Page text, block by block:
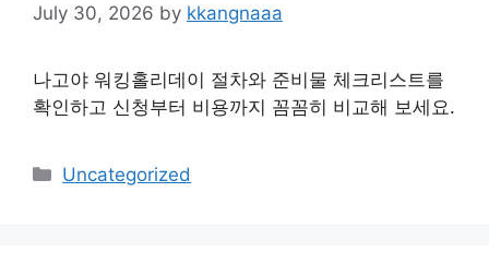
July 30, 2026 by kkangnaaa
나고야 워킹홀리데이 절차와 준비물 체크리스트를
확인하고 신청부터 비용까지 꼼꼼히 비교해 보세요.
Categories
Uncategorized